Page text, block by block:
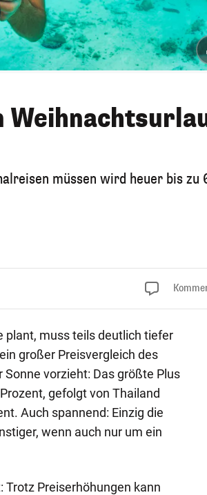
müssen wird heuer bis zu
plant, muss teils deutlich tiefer
großer Preisvergleich des
Sonne vorzieht: Das größte Plus
gefolgt von Thailand
Auch spannend: Einzig die
wenn auch nur um ein
Preiserhöhungen kann